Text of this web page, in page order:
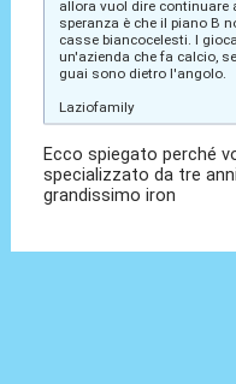
allora vuol dire continuare
speranza è che il piano B
casse biancocelesti. I
un'azienda che fa calcio,
guai sono dietro l'angolo.
Laziofamily
Ecco spiegato perché
specializzato da tre
grandissimo iron